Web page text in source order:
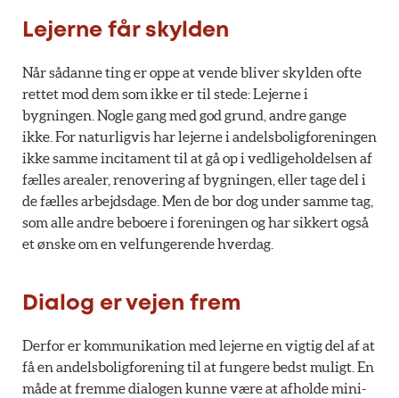
Lejerne får skylden
Når sådanne ting er oppe at vende bliver skylden ofte
rettet mod dem som ikke er til stede: Lejerne i
bygningen. Nogle gang med god grund, andre gange
ikke. For naturligvis har lejerne i andelsboligforeningen
ikke samme incitament til at gå op i vedligeholdelsen af
fælles arealer, renovering af bygningen, eller tage del i
de fælles arbejdsdage. Men de bor dog under samme tag,
som alle andre beboere i foreningen og har sikkert også
et ønske om en velfungerende hverdag.
Dialog er vejen frem
Derfor er kommunikation med lejerne en vigtig del af at
få en andelsboligforening til at fungere bedst muligt. En
måde at fremme dialogen kunne være at afholde mini-